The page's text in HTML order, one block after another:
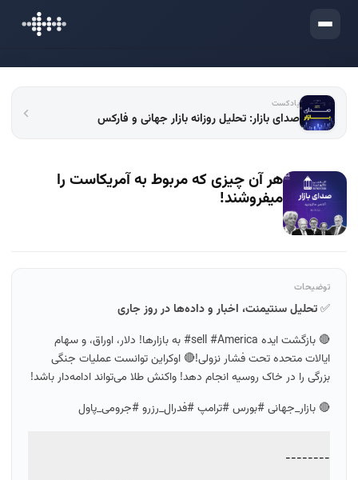
ورود
پادکست
صدای بازار: تحلیل روزانه بازار جهانی و فارکس
هر آن چیزی که مربوط به آمریکاست را
میفروشند!
توضیحات
✅تحلیل سنتیمنت، اخبار و داده‌ها در روز جاری
🔴 بازگشت ایده sell #America# به بازارها! دلار، اوراق، و سهام
ایالات متحده تحت فشار نزولی!🔴 اوکراین توانست عملیات جنگی
بزرگی را در خاک روسیه انجام دهد! واکنش طلا می‌تواند ادامه‌دار باشد!
🔴 بازار_جهانی #بورس #ترامپ #فدرال_رزرو #جرومی_پاول
--------